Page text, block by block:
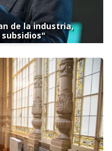
de la industria,
subsidios"